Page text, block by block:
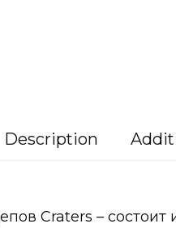
Description
Craters – состоит